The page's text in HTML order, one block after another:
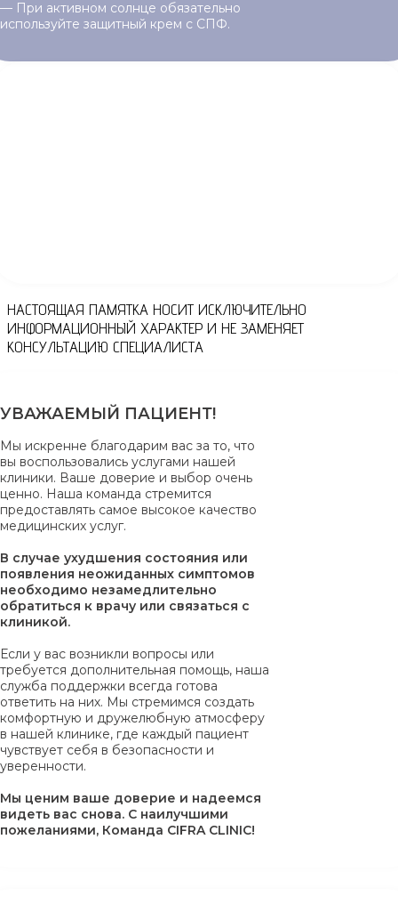
— При активном солнце обязательно
используйте защитный крем с СПФ.
НАСТОЯЩАЯ ПАМЯТКА НОСИТ ИСКЛЮЧИТЕЛЬНО
ИНФОРМАЦИОННЫЙ ХАРАКТЕР И НЕ ЗАМЕНЯЕТ
КОНСУЛЬТАЦИЮ СПЕЦИАЛИСТА
УВАЖАЕМЫЙ ПАЦИЕНТ!
Мы искренне благодарим вас за то, что
вы воспользовались услугами нашей
клиники. Ваше доверие и выбор очень
ценно. Наша команда стремится
предоставлять самое высокое качество
медицинских услуг.
В случае ухудшения состояния или
появления неожиданных симптомов
необходимо незамедлительно
обратиться к врачу или связаться с
клиникой.
Если у вас возникли вопросы или
требуется дополнительная помощь, наша
служба поддержки всегда готова
ответить на них. Мы стремимся создать
комфортную и дружелюбную атмосферу
в нашей клинике, где каждый пациент
чувствует себя в безопасности и
уверенности.
Мы ценим ваше доверие и надеемся
видеть вас снова. С наилучшими
пожеланиями, Команда CIFRA CLINIC!